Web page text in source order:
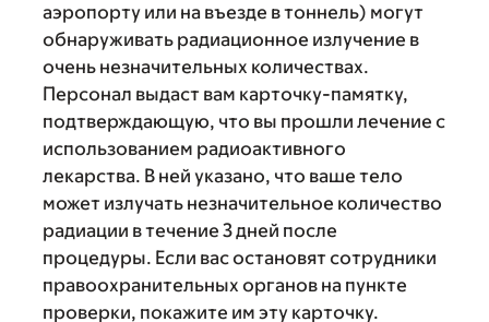
аэропорту или на въезде в тоннель) могут
обнаруживать радиационное излучение в
очень незначительных количествах.
Персонал выдаст вам карточку-памятку,
подтверждающую, что вы прошли лечение с
использованием радиоактивного
лекарства. В ней указано, что ваше тело
может излучать незначительное количество
радиации в течение 3 дней после
процедуры. Если вас остановят сотрудники
правоохранительных органов на пункте
проверки, покажите им эту карточку.